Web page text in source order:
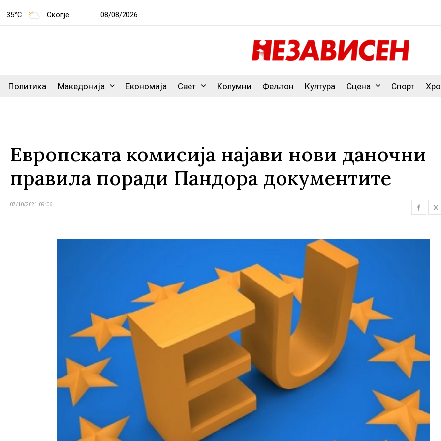
35°C Скопје 08/08/2026
Политика Македонија Економија Свет Колумни Фељтон Култура Сцена Спорт
Европската комисија најави нови даночни
правила поради Пандора документите
07/10/2021 09:06